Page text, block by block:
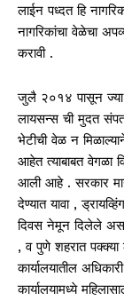
लाईन पध्दत हि
नागरिकांचा वेळेचा
करावी .
जुलै २०१४ पासून ज्या
लायसन्स ची मुदत
भेटीची वेळ न
आहेत त्याबाबत वेगळा
आली आहे . सरकार
देण्यात यावा ,
दिवस नेमून दिलेले
, व पुणे शहरात पक्क्या
कार्यालयातील
कार्यालयामध्ये